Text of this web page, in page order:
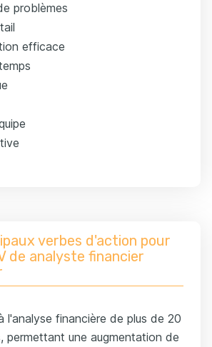
problèmes
efficace
verbes d'action pour
de analyste financier
l'analyse financière de plus de 20
permettant une augmentation de